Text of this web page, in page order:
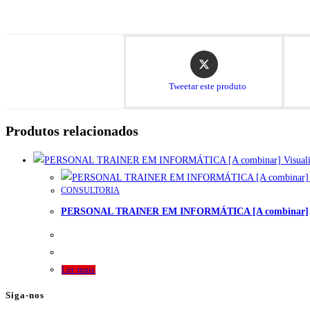
Abre
em
uma
Tweetar este produto
Produtos relacionados
CONSULTORIA
PERSONAL TRAINER EM INFORMÁTICA [A combinar]
Ler mais
Siga-nos